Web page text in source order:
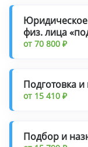
Юридическое
физ. лица
от 70 800 ₽
Подготовка
от 15 410 ₽
Подбор и